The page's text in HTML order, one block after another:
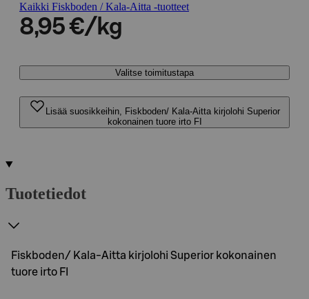
Kaikki Fiskboden / Kala-Aitta -tuotteet
8,95 €/kg
Valitse toimitustapa
Lisää suosikkeihin, Fiskboden/ Kala-Aitta kirjolohi Superior
kokonainen tuore irto FI
Tuotetiedot
Fiskboden/ Kala-Aitta kirjolohi Superior kokonainen
tuore irto FI